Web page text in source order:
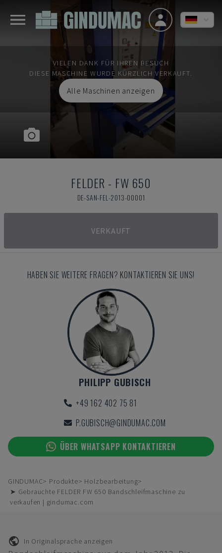
VIELEN DANK FÜR IHREN BESUCH
DIESE MASCHINE WURDE KÜRZLICH VERKAUFT.
Alle Maschinen anzeigen
FELDER - FW 650
DE-SAN-FEL-2013-00001
VERKAUFT
HABEN SIE WEITERE FRAGEN? KONTAKTIEREN SIE UNS!
PHILIPP GUBISCH
+49 162 402 75 81
P.GUBISCH@GINDUMAC.COM
ÜBER WHATSAPP KONTAKTIEREN
GINDUMAC Produkte
Holzbearbeitung
➤ Gebrauchte FELDER FW 650 Bandschleifmaschine zu
verkaufen | gindumac.com
In Originalsprache anzeigen